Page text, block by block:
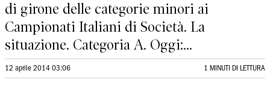
di girone delle categorie minori ai
Campionati Italiani di Società. La
situazione. Categoria A. Oggi:...
12 aprile 2014 03:06 1 MINUTI DI LETTURA